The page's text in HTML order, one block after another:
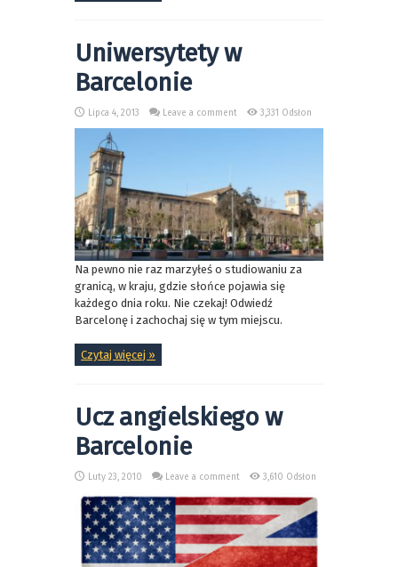
Uniwersytety w
Barcelonie
Lipca 4, 2013 Leave a comment 3,331 Odsłon
Na pewno nie raz marzyłeś o studiowaniu za
granicą, w kraju, gdzie słońce pojawia się
każdego dnia roku. Nie czekaj! Odwiedź
Barcelonę i zachochaj się w tym miejscu.
Czytaj więcej »
Ucz angielskiego w
Barcelonie
Luty 23, 2010 Leave a comment 3,610 Odsłon